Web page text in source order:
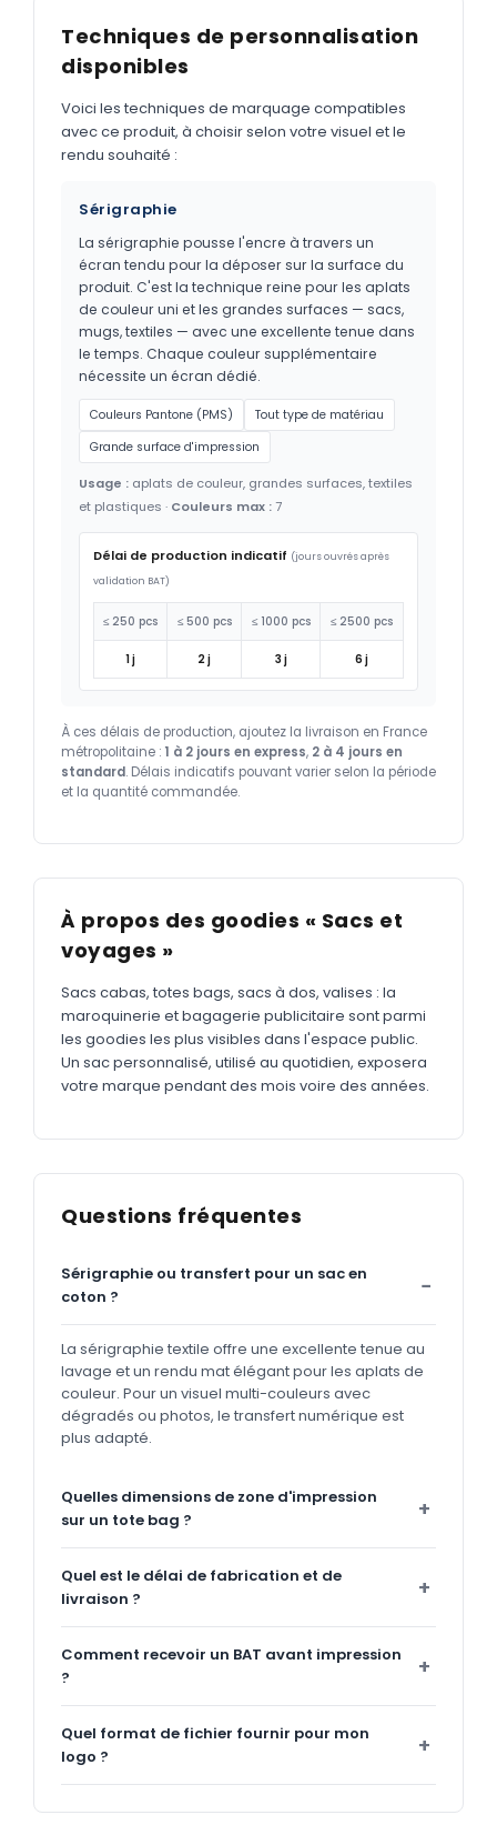
Techniques de personnalisation
disponibles
Voici les techniques de marquage compatibles
avec ce produit, à choisir selon votre visuel et le
rendu souhaité :
Sérigraphie
La sérigraphie pousse l'encre à travers un
écran tendu pour la déposer sur la surface du
produit. C'est la technique reine pour les aplats
de couleur uni et les grandes surfaces — sacs,
mugs, textiles — avec une excellente tenue dans
le temps. Chaque couleur supplémentaire
nécessite un écran dédié.
Couleurs Pantone (PMS)
Tout type de matériau
Grande surface d'impression
Usage : aplats de couleur, grandes surfaces, textiles
et plastiques · Couleurs max :7
Délai de production indicatif (jours ouvrés après
validation BAT)
≤ 250 pcs ≤ 500 pcs ≤ 1000 pcs ≤ 2500 pcs
1 j 2 j 3 j 6 j
À ces délais de production, ajoutez la livraison en France
métropolitaine : 1 à 2 jours en express, 2 à 4 jours en
standard. Délais indicatifs pouvant varier selon la période
et la quantité commandée.
À propos des goodies « Sacs et
voyages »
Sacs cabas, totes bags, sacs à dos, valises : la
maroquinerie et bagagerie publicitaire sont parmi
les goodies les plus visibles dans l'espace public.
Un sac personnalisé, utilisé au quotidien, exposera
votre marque pendant des mois voire des années.
Questions fréquentes
Sérigraphie ou transfert pour un sac en
coton ?
La sérigraphie textile offre une excellente tenue au
lavage et un rendu mat élégant pour les aplats de
couleur. Pour un visuel multi-couleurs avec
dégradés ou photos, le transfert numérique est
plus adapté.
Quelles dimensions de zone d'impression
sur un tote bag ?
Quel est le délai de fabrication et de
livraison ?
Comment recevoir un BAT avant impression
?
Quel format de fichier fournir pour mon
logo ?